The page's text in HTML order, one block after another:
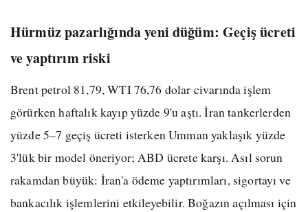
Hürmüz pazarlığında yeni düğüm: Geçiş ücreti
ve yaptırım riski
Brent petrol 81,79, WTI 76,76 dolar civarında işlem
görürken haftalık kayıp yüzde 9'u aştı. İran tankerlerden
yüzde 5–7 geçiş ücreti isterken Umman yaklaşık yüzde
3'lük bir model öneriyor; ABD ücrete karşı. Asıl sorun
rakamdan büyük: İran'a ödeme yaptırımları, sigortayı ve
bankacılık işlemlerini etkileyebilir. Boğazın açılması için